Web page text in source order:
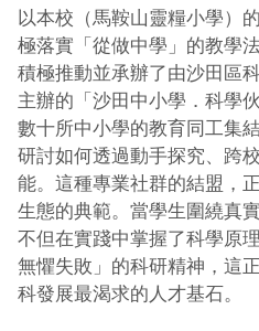
以本校（馬鞍山靈糧小學）
極落實「從做中學」的教學
積極推動並承辦了由沙田區
主辦的「沙田中小學．科學
數十所中小學的教育同工集
研討如何透過動手探究、跨
能。這種專業社群的結盟，
生態的典範。當學生圍繞真
不但在實踐中掌握了科學原
無懼失敗」的科研精神，這
科發展最渴求的人才基石。